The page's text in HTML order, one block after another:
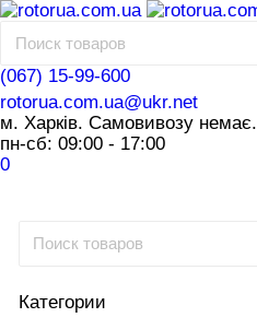
(067) 15-99-600
rotorua.com.ua@ukr.net
м. Харків. Самовивозу немає.
пн-сб: 09:00 - 17:00
0
Категории